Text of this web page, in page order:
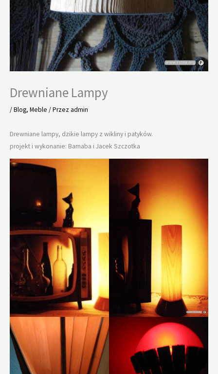
Drewniane Lampy
/Blog, Meble / Przezadmin
Drewniane lampy, dzikie lampy z wikliny i patyków.
projekt i wykonanie: Barnaba i Jacek Szczotka